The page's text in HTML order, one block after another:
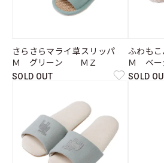
さらさらマライ草スリッパ
Ｍ グリーン ＭＺ
SOLD OUT
ふわも
Ｍ ベ
SOLD